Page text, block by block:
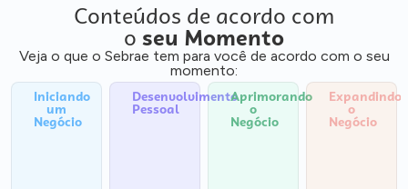
Conteúdos de acordo com
o seu Momento
Veja o que o Sebrae tem para você de acordo com o seu
momento:
Iniciando
um
Negócio
Desenvolvimento
Pessoal
Aprimorando
o
Negócio
Expandindo
o
Negócio